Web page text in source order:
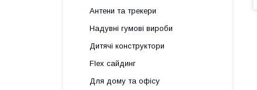
Антени та трекери
Надувні гумові вироби
Дитячі конструктори
Flex сайдинг
Для дому та офісу